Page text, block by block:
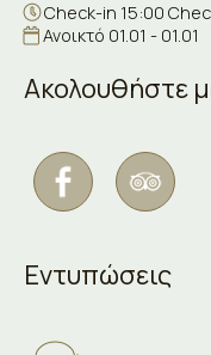
Check-in 15:00
Ανοικτό 01.01 - 01.01
Ακολουθήστε
Εντυπώσεις